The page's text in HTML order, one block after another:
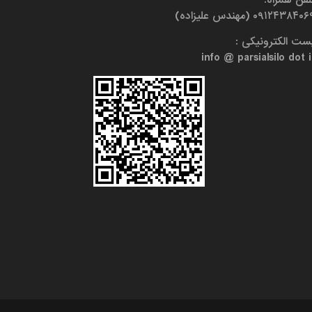
(مهندس علیزاده)
الکترونیکی :
info @ parsialsilo dot